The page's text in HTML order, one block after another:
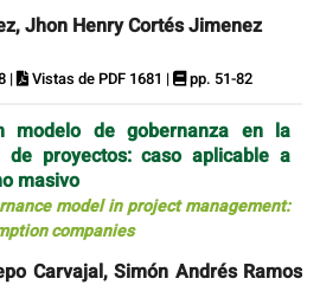
Jhon Henry Cortés Jimenez
| Vistas de PDF 1681 | pp. 51-82
modelo de gobernanza en la
de proyectos: caso aplicable a
masivo
model in project management:
companies
Carvajal, Simón Andrés Ramos